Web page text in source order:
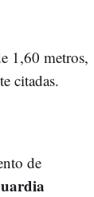
1,60 metros,
citadas.
de